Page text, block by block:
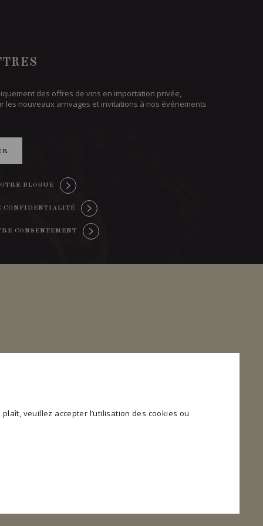
veuillez accepter l’utilisation des cookies ou
des offres de vins en importation privée,
les nouveaux arrivages et invitations à nos événements
BLOGUE
CONFIDENTIALITÉ
CONSENTEMENT